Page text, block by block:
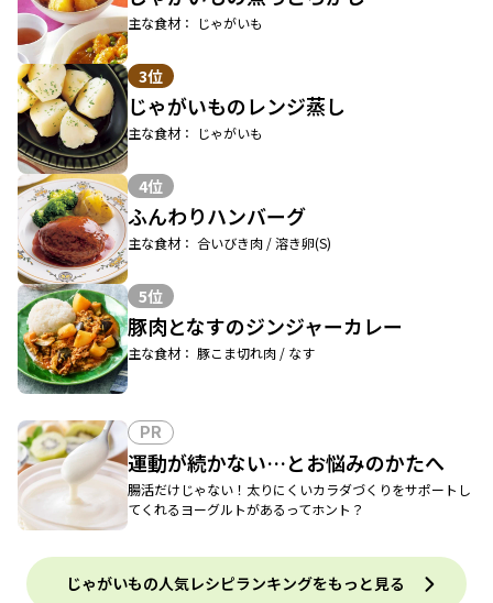
主な食材： じゃがいも
3位
じゃがいものレンジ蒸し
主な食材： じゃがいも
4位
ふんわりハンバーグ
主な食材： 合いびき肉 / 溶き卵(S)
5位
豚肉となすのジンジャーカレー
主な食材： 豚こま切れ肉 / なす
PR
運動が続かない…とお悩みのかたへ
腸活だけじゃない！太りにくいカラダづくりをサポートし
てくれるヨーグルトがあるってホント？
じゃがいもの人気レシピランキングをもっと見る